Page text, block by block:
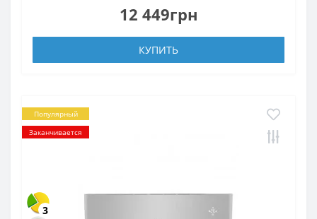
12 449грн
КУПИТЬ
Популярный
Заканчивается
3